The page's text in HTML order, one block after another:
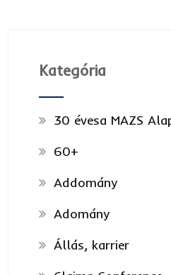
Kategória
30 évesa MAZS
60+
Addomány
Adomány
Állás, karrier